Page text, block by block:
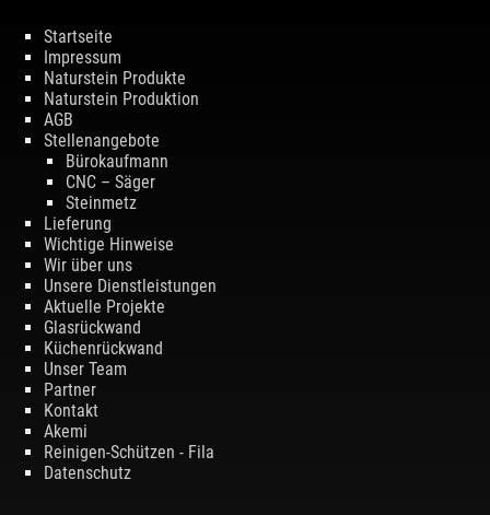
Startseite
Impressum
Naturstein Produkte
Naturstein Produktion
AGB
Stellenangebote
Bürokaufmann
CNC – Säger
Steinmetz
Lieferung
Wichtige Hinweise
Wir über uns
Unsere Dienstleistungen
Aktuelle Projekte
Glasrückwand
Küchenrückwand
Unser Team
Partner
Kontakt
Akemi
Reinigen-Schützen - Fila
Datenschutz